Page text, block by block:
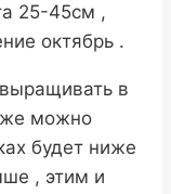
25-45см ,
октябрь .
в
же можно
будет ниже
, этим и